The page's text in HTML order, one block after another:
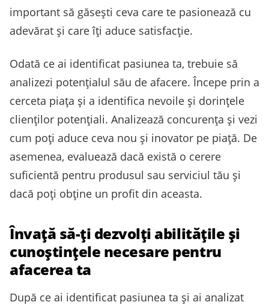
important să găsești ceva care te pasionează cu
adevărat și care îți aduce satisfacție.
Odată ce ai identificat pasiunea ta, trebuie să
analizezi potențialul său de afacere. Începe prin a
cerceta piața și a identifica nevoile și dorințele
clienților potențiali. Analizează concurența și vezi
cum poți aduce ceva nou și inovator pe piață. De
asemenea, evaluează dacă există o cerere
suficientă pentru produsul sau serviciul tău și
dacă poți obține un profit din aceasta.
Învață să-ți dezvolți abilitățile și
cunoștințele necesare pentru
afacerea ta
După ce ai identificat pasiunea ta și ai analizat